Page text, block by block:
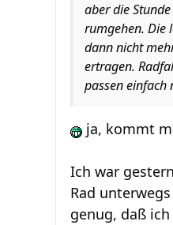
aber die
rumgehen. Die
dann nicht
ertragen.
passen einfach
ja, kommt
Ich war
Rad
genug, daß